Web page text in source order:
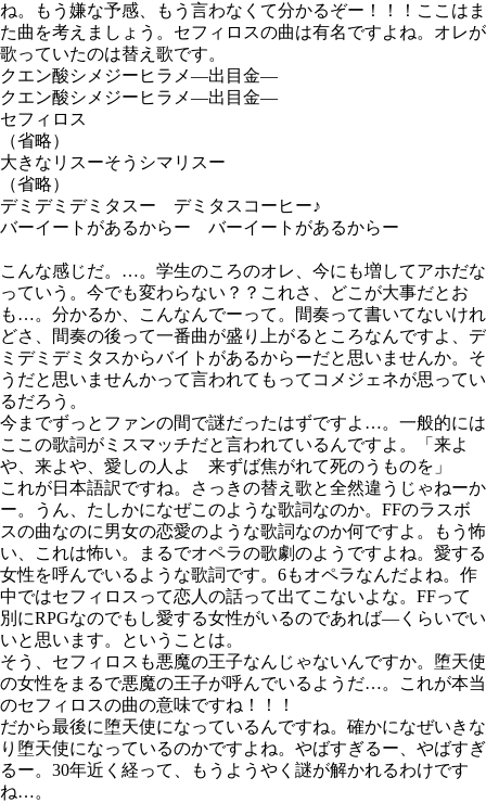
ね。もう嫌な予感、もう言わなくて分かるぞー！！！ここはま
た曲を考えましょう。セフィロスの曲は有名ですよね。オレが
歌っていたのは替え歌です。
クエン酸シメジーヒラメ―出目金―
クエン酸シメジーヒラメ―出目金―
セフィロス
（省略）
大きなリスーそうシマリスー
（省略）
デミデミデミタスー デミタスコーヒー♪
バーイートがあるからー バーイートがあるからー
こんな感じだ。…。学生のころのオレ、今にも増してアホだな
っていう。今でも変わらない？？これさ、どこが大事だとお
も…。分かるか、こんなんでーって。間奏って書いてないけれ
どさ、間奏の後って一番曲が盛り上がるところなんですよ、デ
ミデミデミタスからバイトがあるからーだと思いませんか。そ
うだと思いませんかって言われてもってコメジェネが思ってい
るだろう。
今までずっとファンの間で謎だったはずですよ…。一般的には
ここの歌詞がミスマッチだと言われているんですよ。「来よ
や、来よや、愛しの人よ 来ずば焦がれて死のうものを」
これが日本語訳ですね。さっきの替え歌と全然違うじゃねーか
ー。うん、たしかになぜこのような歌詞なのか。FFのラスボ
スの曲なのに男女の恋愛のような歌詞なのか何ですよ。もう怖
い、これは怖い。まるでオペラの歌劇のようですよね。愛する
女性を呼んでいるような歌詞です。6もオペラなんだよね。作
中ではセフィロスって恋人の話って出てこないよな。FFって
別にRPGなのでもし愛する女性がいるのであれば―くらいでい
いと思います。ということは。
そう、セフィロスも悪魔の王子なんじゃないんですか。堕天使
の女性をまるで悪魔の王子が呼んでいるようだ…。これが本当
のセフィロスの曲の意味ですね！！！
だから最後に堕天使になっているんですね。確かになぜいきな
り堕天使になっているのかですよね。やばすぎるー、やばすぎ
るー。30年近く経って、もうようやく謎が解かれるわけです
ね…。